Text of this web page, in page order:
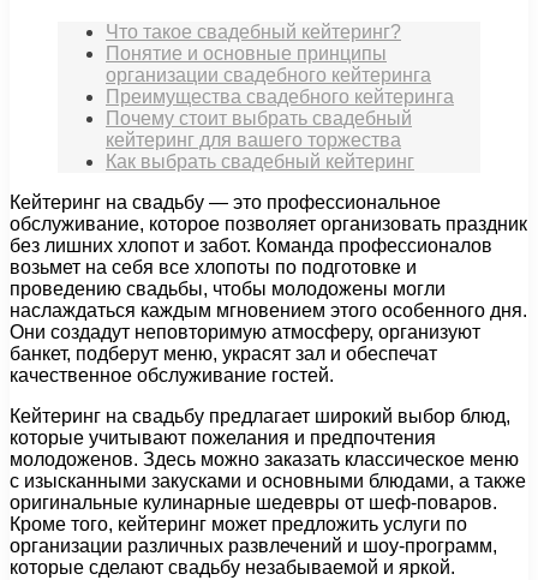
Что такое свадебный кейтеринг?
Понятие и основные принципы
организации свадебного кейтеринга
Преимущества свадебного кейтеринга
Почему стоит выбрать свадебный
кейтеринг для вашего торжества
Как выбрать свадебный кейтеринг
Кейтеринг на свадьбу — это профессиональное
обслуживание, которое позволяет организовать праздник
без лишних хлопот и забот. Команда профессионалов
возьмет на себя все хлопоты по подготовке и
проведению свадьбы, чтобы молодожены могли
наслаждаться каждым мгновением этого особенного дня.
Они создадут неповторимую атмосферу, организуют
банкет, подберут меню, украсят зал и обеспечат
качественное обслуживание гостей.
Кейтеринг на свадьбу предлагает широкий выбор блюд,
которые учитывают пожелания и предпочтения
молодоженов. Здесь можно заказать классическое меню
с изысканными закусками и основными блюдами, а также
оригинальные кулинарные шедевры от шеф-поваров.
Кроме того, кейтеринг может предложить услуги по
организации различных развлечений и шоу-программ,
которые сделают свадьбу незабываемой и яркой.